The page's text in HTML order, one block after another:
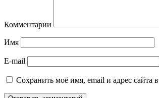
Комментарии
Имя
E-mail
Сохранить моё имя, email и адрес сайта